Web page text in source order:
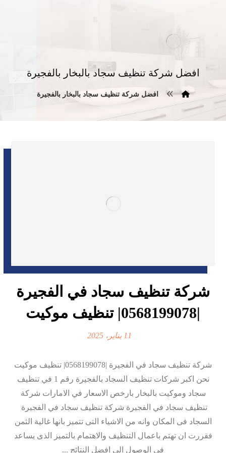
افضل شركة تنظيف سجاد بالبخار بالفجيرة
افضل شركة تنظيف سجاد بالبخار بالفجيرة
شركة تنظيف سجاد في الفجيرة
|0568199078| تنظيف موكيت
11 يناير، 2025
شركة تنظيف سجاد في الفجيرة |0568199078| تنظيف موكيت
نحن اكبر شركات تنظيف السجاد بالفجيرة رقم 1 في تنظيف
سجاد وموكيت بالبخار بارخص الاسعار في الامارات شركة
تنظيف سجاد في الفجيرة شركة تنظيف سجاد في الفجيرة
السجاد فى المكان وانه من الاشياء التى تتميز بانها غالية الثمن
فقررت ان تهتم باعمال التنظيف والاهتمام بالتميز الذى يساعد
فى الوصول الى افضل النتائج ...